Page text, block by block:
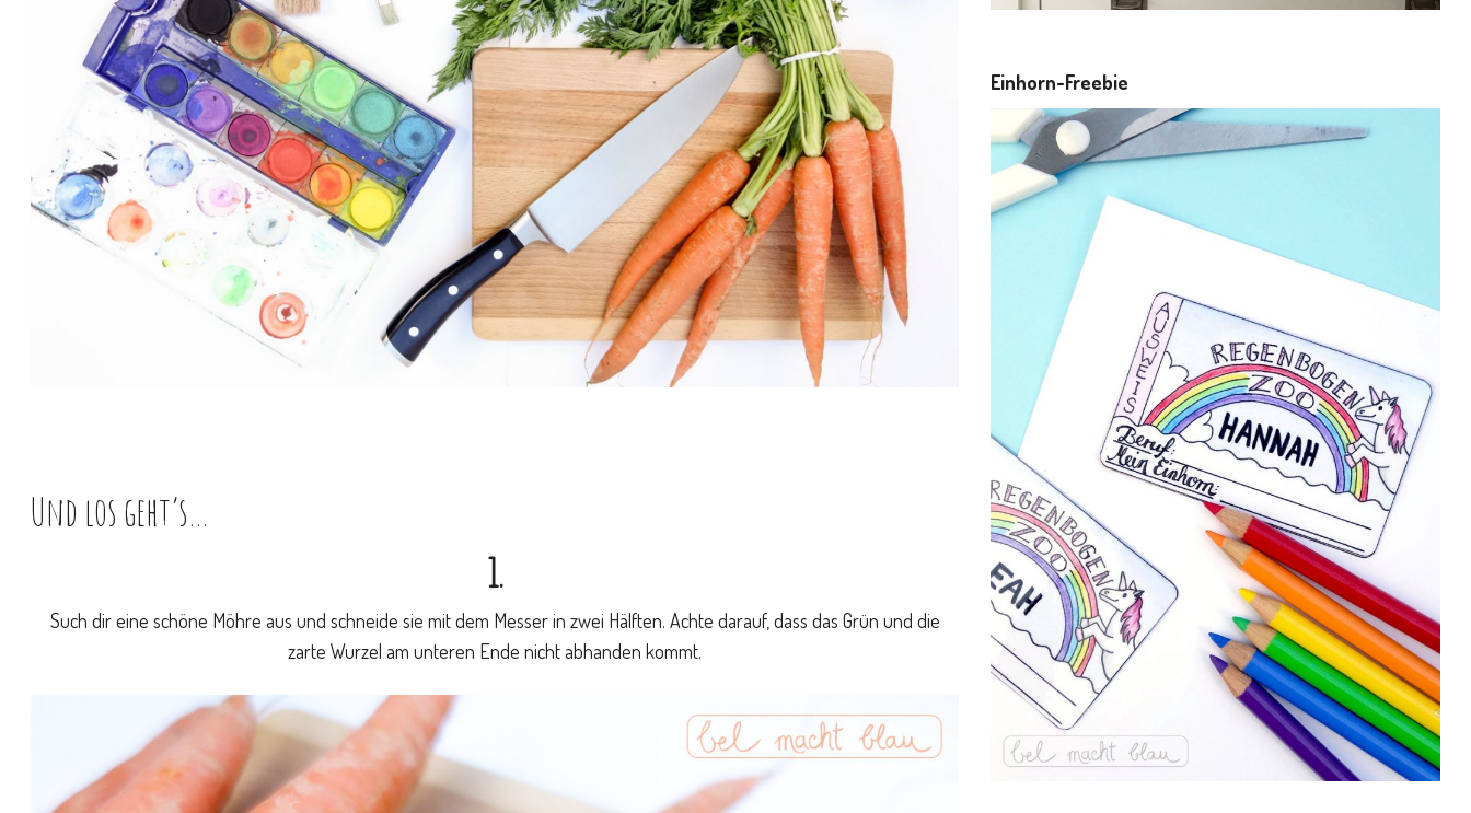
Und los geht’s…
1.
Such dir eine schöne Möhre aus und schneide sie mit dem Messer in zwei Hälften. Achte darauf, dass das Grün und die
zarte Wurzel am unteren Ende nicht abhanden kommt.
Einhorn-Freebie